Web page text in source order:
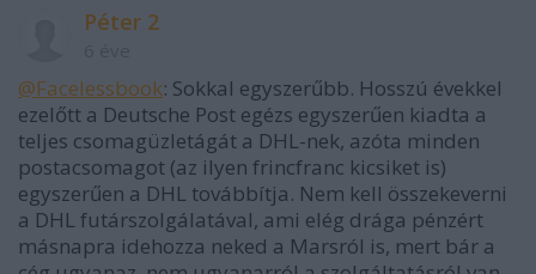
Péter 2
@Facelessbook: Sokkal egyszerűbb. Hosszú évekkel
ezelőtt a Deutsche Post egézs egyszerűen kiadta a
teljes csomagüzletágát a DHL-nek, azóta minden
postacsomagot (az ilyen frincfranc kicsiket is)
egyszerűen a DHL továbbítja. Nem kell összekeverni
a DHL futárszolgálatával, ami elég drága pénzért
másnapra idehozza neked a Marsról is, mert bár a